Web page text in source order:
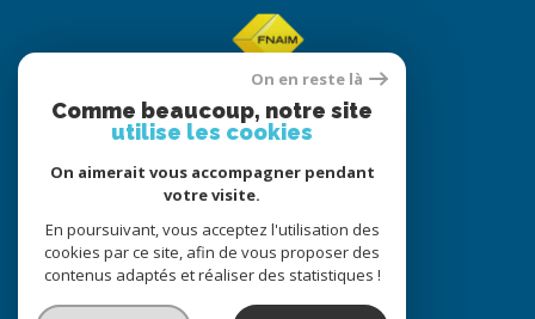
© 2022
Tous droits réservés
Traduction powered by Google
Nos honoraires
Plan du site
Mentions légales Partenaires Admin
On en reste là
Comme beaucoup, notre site
utilise les cookies
On aimerait vous accompagner pendant
votre visite.
En poursuivant, vous acceptez l'utilisation des
cookies par ce site, afin de vous proposer des
contenus adaptés et réaliser des statistiques !